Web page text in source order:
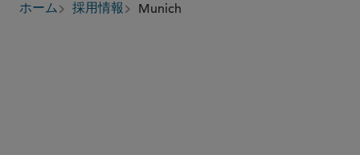
breadcrumbs
ホーム 採用情報 Munich